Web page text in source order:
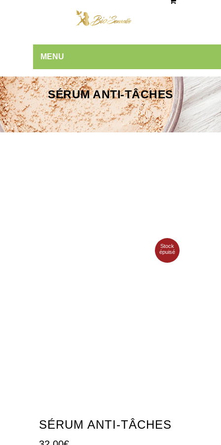
MENU
SÉRUM ANTI-TÂCHES
Stock
épuisé
SÉRUM ANTI-TÂCHES